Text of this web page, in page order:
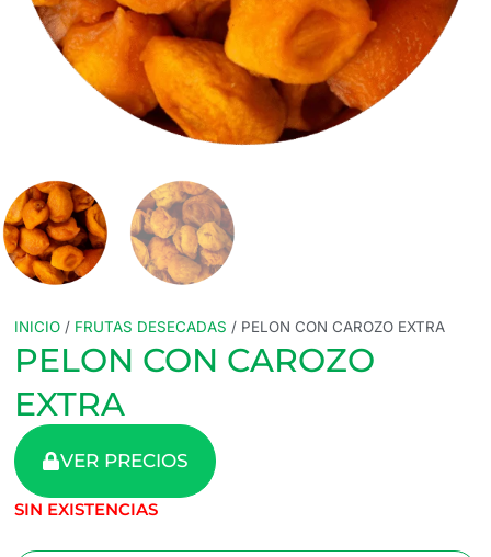
INICIO / FRUTAS DESECADAS / PELON CON CAROZO EXTRA
PELON CON CAROZO
EXTRA
VER PRECIOS
SIN EXISTENCIAS